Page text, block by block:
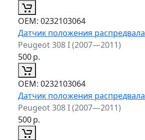
ОЕМ: 0232103064
Датчик положения распредвала
Peugeot 308 I (2007—2011)
500р.
ОЕМ: 0232103064
Датчик положения распредвала
Peugeot 308 I (2007—2011)
500р.